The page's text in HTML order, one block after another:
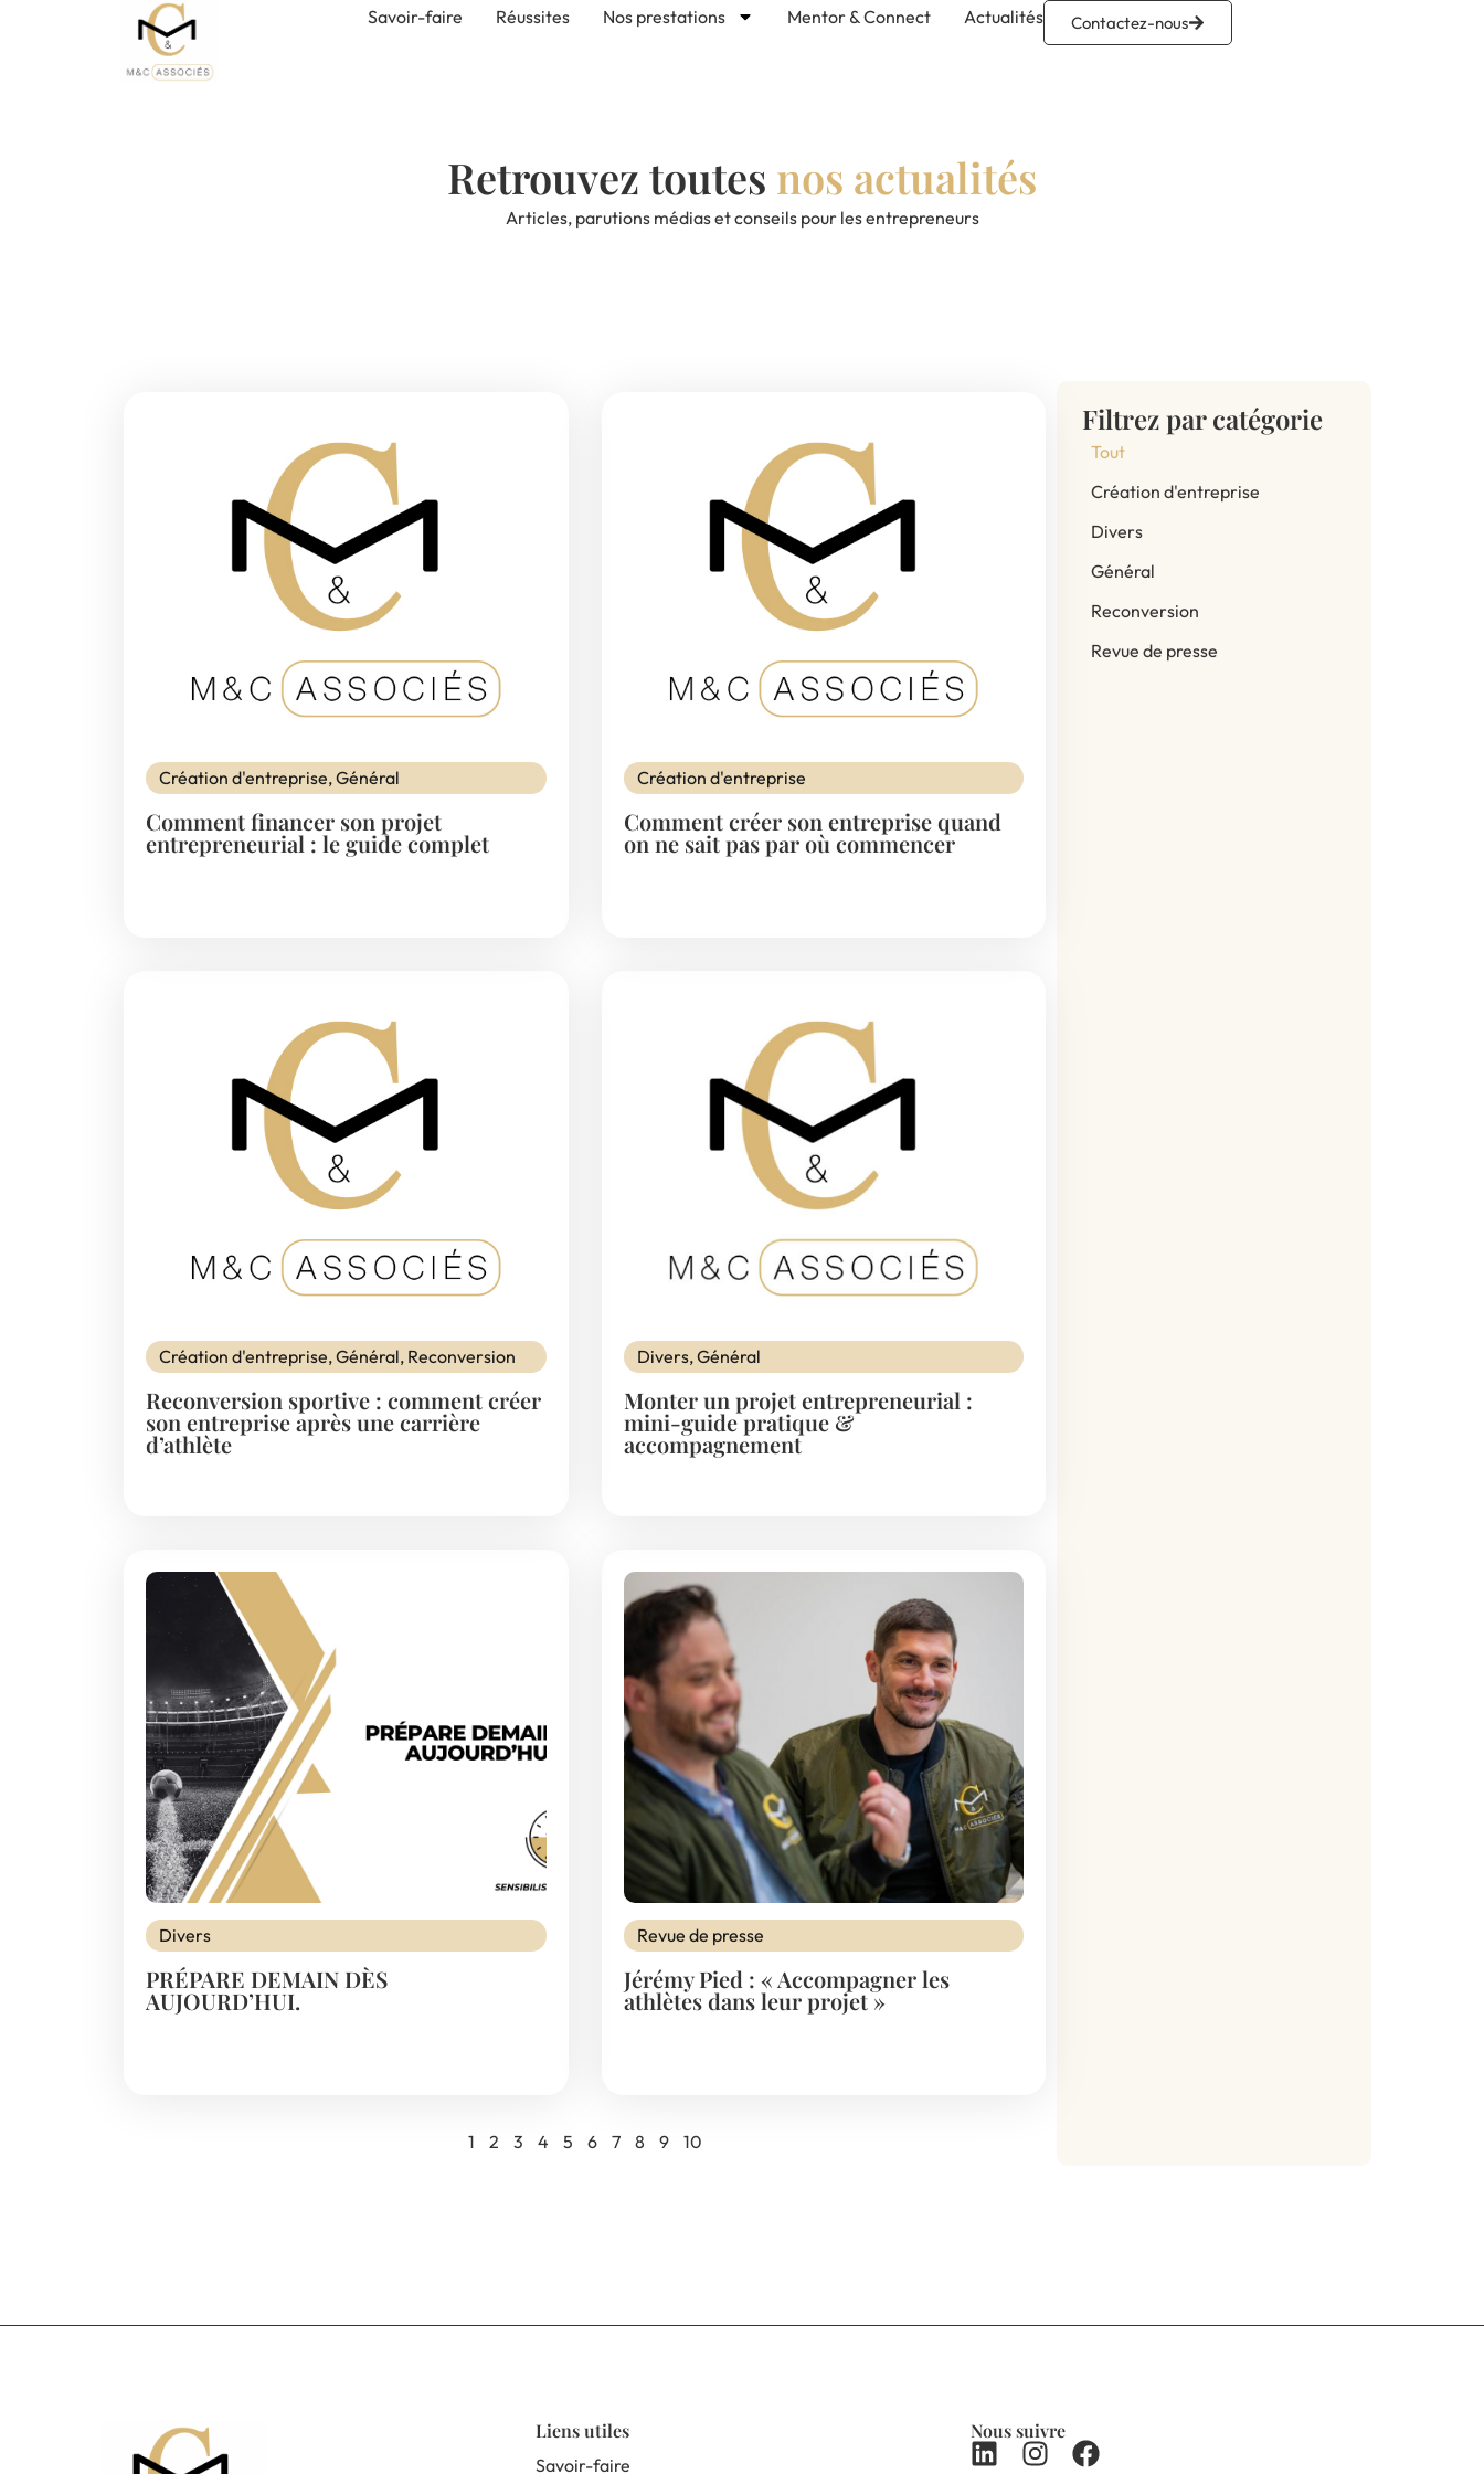
Savoir-faire Réussites Nos prestations Mentor & Connect Actualités Contactez-nous
Retrouvez toutes nos actualités
Articles, parutions médias et conseils pour les entrepreneurs
Création d'entreprise,Général
Comment financer son projet
entrepreneurial : le guide complet
Création d'entreprise
Comment créer son entreprise quand
on ne sait pas par où commencer
Création d'entreprise,Général, Reconversion
Reconversion sportive : comment créer
son entreprise après une carrière
d’athlète
Divers,Général
Monter un projet entrepreneurial :
mini-guide pratique &
accompagnement
Divers
PRÉPARE DEMAIN DÈS
AUJOURD’HUI.
Revue de presse
Jérémy Pied : « Accompagner les
athlètes dans leur projet »
1 2 3 4 5 6 7 8 9 10
Filtrez par catégorie
Création d'entreprise
Divers
Général
Reconversion
Revue de presse
Tout
Liens utiles
Savoir-faire
Nous suivre